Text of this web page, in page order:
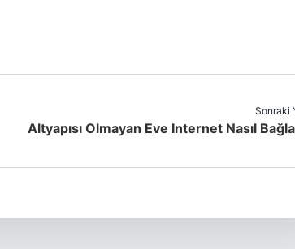
Sonraki
Altyapısı Olmayan Eve Internet Nasıl